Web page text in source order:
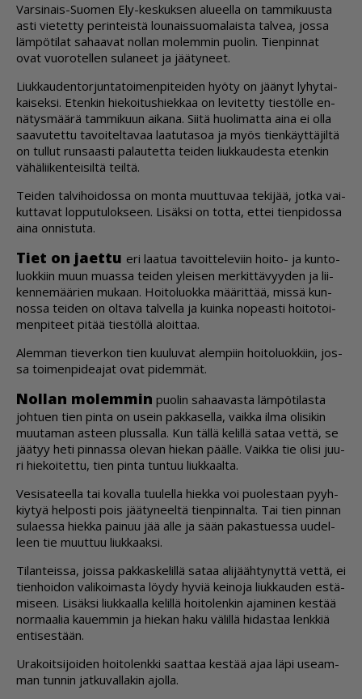
Var­si­nais-Suo­men Ely-kes­kuk­sen alu­eel­la on tam­mi­kuus­ta
as­ti vie­tet­ty pe­rin­teis­tä lou­nais­suo­ma­lais­ta tal­vea, jos­sa
läm­pö­ti­lat sa­haa­vat nol­lan mo­lem­min puo­lin. Tien­pin­nat
ovat vuo­ro­tel­len su­la­neet ja jää­ty­neet.
Liuk­kau­den­tor­jun­ta­toi­men­pi­tei­den hyö­ty on jää­nyt ly­hy­tai­
kai­sek­si. Eten­kin hie­koi­tus­hiek­kaa on le­vi­tet­ty ties­töl­le en­
nä­tys­mää­rä tam­mi­kuun ai­ka­na. Sii­tä huo­li­mat­ta ai­na ei ol­la
saa­vu­tet­tu ta­voi­tel­ta­vaa laa­tu­ta­soa ja myös tien­käyt­tä­jil­tä
on tul­lut run­saas­ti pa­lau­tet­ta tei­den liuk­kau­des­ta eten­kin
vä­hä­lii­ken­tei­sil­tä teil­tä.
Tei­den tal­vi­hoi­dos­sa on mon­ta muut­tu­vaa te­ki­jää, jot­ka vai­
kut­ta­vat lop­pu­tu­lok­seen. Li­säk­si on tot­ta, et­tei tien­pi­dos­sa
ai­na on­nis­tu­ta.
Tiet on ja­et­tu eri laa­tua ta­voit­te­le­viin hoi­to- ja kun­to­
luok­kiin muun mu­as­sa tei­den ylei­sen mer­kit­tä­vyy­den ja lii­
ken­ne­mää­rien mu­kaan. Hoi­to­luok­ka mää­rit­tää, mis­sä kun­
nos­sa tei­den on ol­ta­va tal­vel­la ja kuin­ka no­pe­as­ti hoi­to­toi­
men­pi­teet pi­tää ties­töl­lä aloit­taa.
Alem­man tie­ver­kon tien kuu­lu­vat alem­piin hoi­to­luok­kiin, jos­
sa toi­men­pi­de­a­jat ovat pi­dem­mät.
Nol­lan mo­lem­min puo­lin sa­haa­vas­ta läm­pö­ti­las­ta
joh­tu­en tien pin­ta on usein pak­ka­sel­la, vaik­ka il­ma oli­si­kin
muu­ta­man as­teen plus­sal­la. Kun täl­lä ke­lil­lä sa­taa vet­tä, se
jää­tyy heti pin­nas­sa ole­van hie­kan pääl­le. Vaik­ka tie oli­si juu­
ri hie­koi­tet­tu, tien pin­ta tun­tuu liuk­kaal­ta.
Ve­si­sa­teel­la tai ko­val­la tuu­lel­la hiek­ka voi puo­les­taan pyyh­
kiy­tyä hel­pos­ti pois jää­ty­neel­tä tien­pin­nal­ta. Tai tien pin­nan
su­la­es­sa hiek­ka pai­nuu jää al­le ja sään pa­kas­tu­es­sa uu­del­
leen tie muut­tuu liuk­kaak­si.
Ti­lan­teis­sa, jois­sa pak­kas­ke­lil­lä sa­taa ali­jääh­ty­nyt­tä vet­tä, ei
tien­hoi­don va­li­koi­mas­ta löy­dy hy­viä kei­no­ja liuk­kau­den es­tä­
mi­seen. Li­säk­si liuk­kaal­la ke­lil­lä hoi­to­len­kin aja­mi­nen kes­tää
nor­maa­lia kau­em­min ja hie­kan haku vä­lil­lä hi­das­taa lenk­kiä
en­ti­ses­tään.
Ura­koit­si­joi­den hoi­to­lenk­ki saat­taa kes­tää ajaa läpi use­am­
man tun­nin jat­ku­val­la­kin ajol­la.